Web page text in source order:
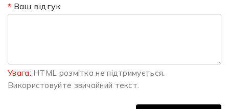
Ваш відгук
Увага: HTML розмітка не підтримується.
Використовуйте звичайний текст.